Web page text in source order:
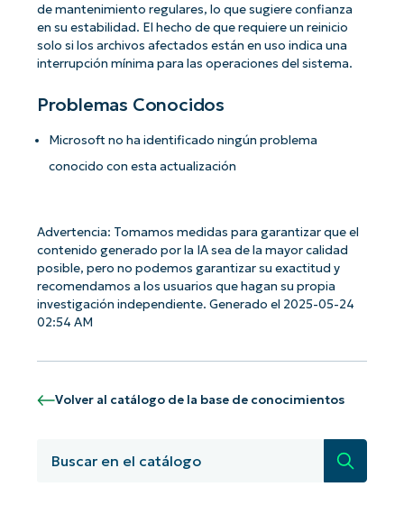
de mantenimiento regulares, lo que sugiere confianza
en su estabilidad. El hecho de que requiere un reinicio
solo si los archivos afectados están en uso indica una
interrupción mínima para las operaciones del sistema.
Problemas Conocidos
Microsoft no ha identificado ningún problema
conocido con esta actualización
Advertencia: Tomamos medidas para garantizar que el
contenido generado por la IA sea de la mayor calidad
posible, pero no podemos garantizar su exactitud y
recomendamos a los usuarios que hagan su propia
investigación independiente. Generado el 2025-05-24
02:54 AM
Volver al catálogo de la base de conocimientos
¡Empiece con los análisis de KB
basados en IA de NinjaOne!